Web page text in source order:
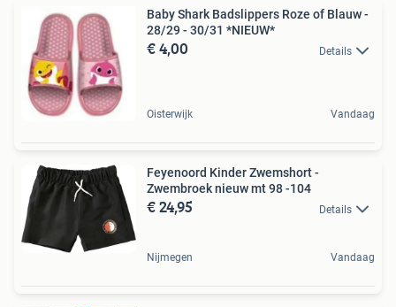
Baby Shark Badslippers Roze of Blauw -
28/29 - 30/31 *NIEUW*
€ 4,00 Details
Oisterwijk Vandaag
Feyenoord Kinder Zwemshort -
Zwembroek nieuw mt 98 -104
€ 24,95 Details
Nijmegen Vandaag